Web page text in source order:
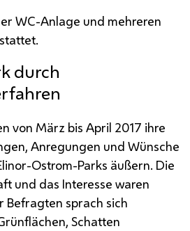
WC-Anlage und mehreren
durch
von März bis April 2017 ihre
Anregungen und Wünsche
Ostrom-Parks äußern. Die
und das Interesse waren
Befragten sprach sich
Schatten